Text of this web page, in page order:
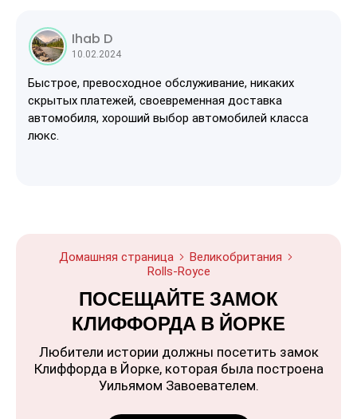
Ihab D
10.02.2024
Быстрое, превосходное обслуживание, никаких
скрытых платежей, своевременная доставка
автомобиля, хороший выбор автомобилей класса
люкс.
Домашняя страница
Великобритания
Rolls-Royce
ПОСЕЩАЙТЕ ЗАМОК
КЛИФФОРДА В ЙОРКЕ
Любители истории должны посетить замок
Клиффорда в Йорке, которая была построена
Уильямом Завоевателем.